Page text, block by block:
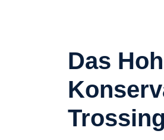
Das